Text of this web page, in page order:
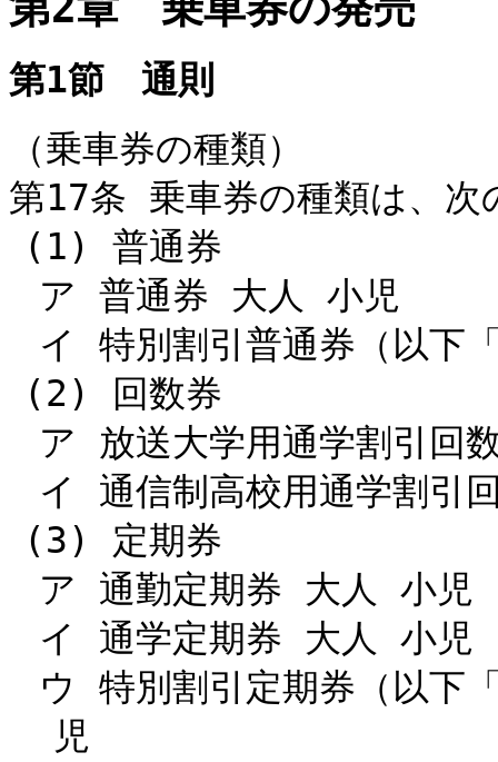
第1節 通則
（乗車券の種類）
第17条 乗車券の種類は、次
(1) 普通券
ア 普通券 大人 小児
イ 特別割引普通券（以下
(2) 回数券
ア 放送大学用通学割引回
イ 通信制高校用通学割引
(3) 定期券
ア 通勤定期券 大人 小児
イ 通学定期券 大人 小児
ウ 特別割引定期券（以下
児